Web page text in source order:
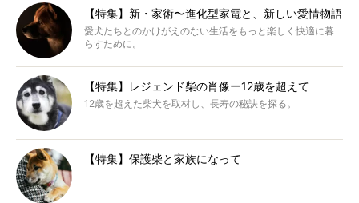
【特集】新・家術〜進化型家電と、新しい愛情物語
愛犬たちとのかけがえのない生活をもっと楽しく快適に暮
らすために。
【特集】レジェンド柴の肖像ー12歳を超えて
12歳を超えた柴犬を取材し、長寿の秘訣を探る。
【特集】保護柴と家族になって